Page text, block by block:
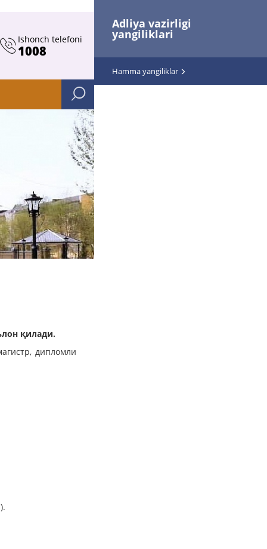
Adliya vazirligi
yangiliklari
Hamma yangiliklar
Ishonch telefoni
1008
қилади.
дипломли